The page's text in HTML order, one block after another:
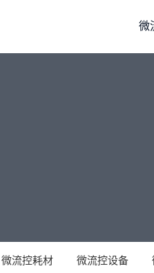
微
微流控耗材 微流控设备